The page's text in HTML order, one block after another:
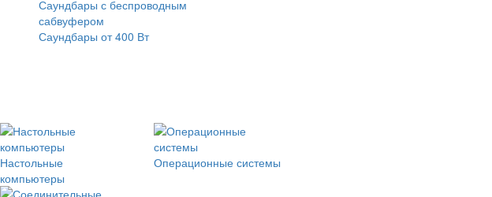
Саундбары с беспроводным
сабвуфером
Саундбары от 400 Вт
Настольные
компьютеры
Операционные системы